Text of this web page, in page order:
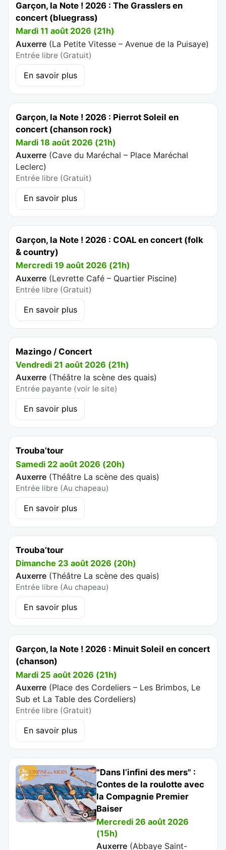
Garçon, la Note ! 2026 : The Grasslers en
concert (bluegrass)
Mardi 11 août 2026 (21h)
Auxerre (La Petite Vitesse – Avenue de la Puisaye)
Entrée libre (Gratuit)
En savoir plus
Garçon, la Note ! 2026 : Pierrot Soleil en
concert (chanson rock)
Mardi 18 août 2026 (21h)
Auxerre (Cave du Maréchal – Place Maréchal
Leclerc)
Entrée libre (Gratuit)
En savoir plus
Garçon, la Note ! 2026 : COAL en concert (folk
& country)
Mercredi 19 août 2026 (21h)
Auxerre (Levrette Café – Quartier Piscine)
Entrée libre (Gratuit)
En savoir plus
Mazingo / Concert
Vendredi 21 août 2026 (21h)
Auxerre (Théâtre la scène des quais)
Entrée payante (voir le site)
En savoir plus
Trouba’tour
Samedi 22 août 2026 (20h)
Auxerre (Théâtre La scène des quais)
Entrée libre (Au chapeau)
En savoir plus
Trouba’tour
Dimanche 23 août 2026 (20h)
Auxerre (Théâtre La scène des quais)
Entrée libre (Au chapeau)
En savoir plus
Garçon, la Note ! 2026 : Minuit Soleil en concert
(chanson)
Mardi 25 août 2026 (21h)
Auxerre (Place des Cordeliers – Les Brimbos, Le
Sub et La Table des Cordeliers)
Entrée libre (Gratuit)
En savoir plus
"Dans l’infini des mers" :
Contes de la roulotte avec
la Compagnie Premier
Baiser
Mercredi 26 août 2026
(15h)
Auxerre (Abbaye Saint-